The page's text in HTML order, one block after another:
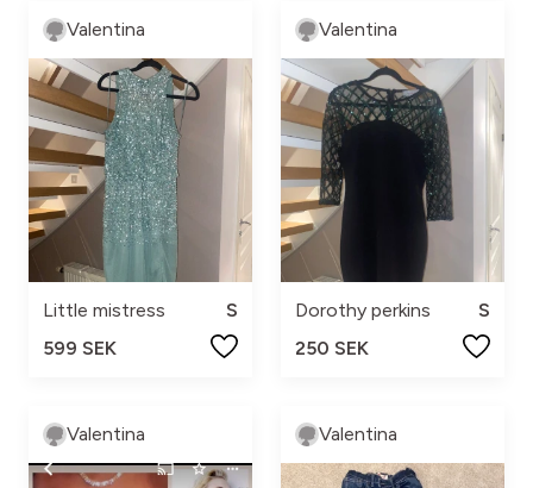
Valentina
Little mistress
S
599 SEK
Valentina
Dorothy perkins
S
250 SEK
Valentina Valentina